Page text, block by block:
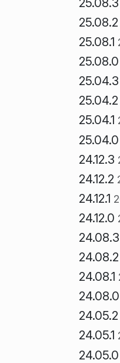
25.08.2
25.08.1
25.08.0
25.04.3
25.04.2
25.04.1
25.04.0
24.12.3
24.12.2
24.12.1
24.12.0
24.08.3
24.08.2
24.08.1
24.08.0
24.05.2
24.05.1
24.05.0